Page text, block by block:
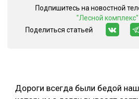
СУШКА ДРЕВЕСИНЫ
МЕБЕЛЬНОЕ ПРОИЗВОДСТВО
Дороги всегда были бедой
Подпишитесь на новостной
"Лесной комплекс"
Поделиться статьей